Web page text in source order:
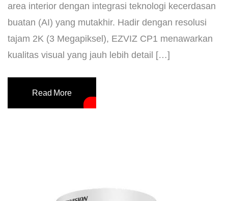
area interior dengan integrasi teknologi kecerdasan
buatan (AI) yang mutakhir. ​Hadir dengan resolusi
tajam 2K (3 Megapiksel), EZVIZ CP1 menawarkan
kualitas visual yang jauh lebih detail […]
Read More